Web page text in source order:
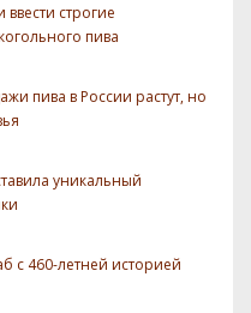
строгие
пива
пива в России растут, но
уникальный
с 460-летней историей